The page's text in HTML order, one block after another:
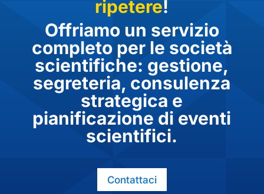
ripetere!
Offriamo un servizio
completo per le società
scientifiche: gestione,
segreteria, consulenza
strategica e
pianificazione di eventi
scientifici.
Contattaci